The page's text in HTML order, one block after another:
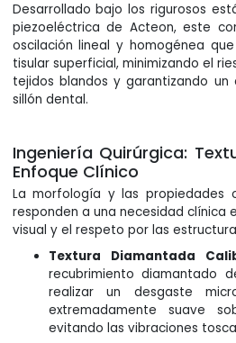
Desarrollado bajo los rigurosos
piezoeléctrica de Acteon, este
oscilación lineal y homogénea
tisular superficial, minimizando el
tejidos blandos y garantizando
sillón dental.
Ingeniería Quirúrgica:
Enfoque Clínico
La morfología y las propiedades
responden a una necesidad clínica
visual y el respeto por las
Textura Diamantada
recubrimiento diamantado
realizar un desgaste
extremadamente suave
evitando las vibraciones